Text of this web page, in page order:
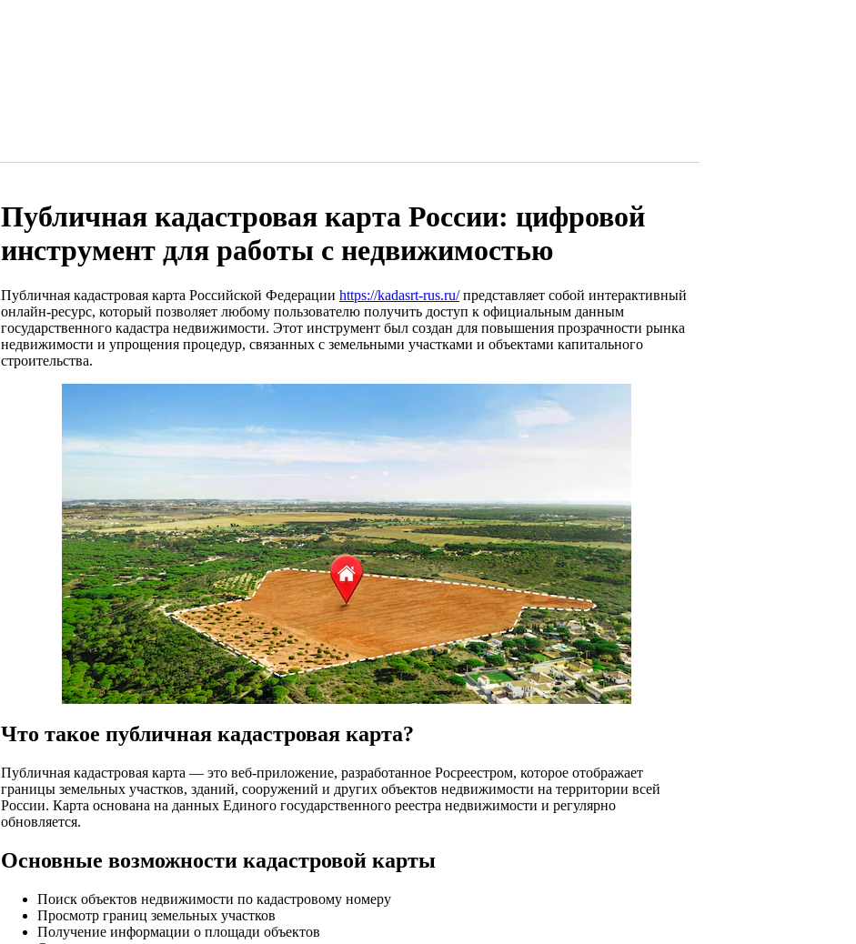
Публичная кадастровая карта России: цифровой
инструмент для работы с недвижимостью
Публичная кадастровая карта Российской Федерации https://kadasrt-rus.ru/представляет собой интерактивный
онлайн-ресурс, который позволяет любому пользователю получить доступ к официальным данным
государственного кадастра недвижимости. Этот инструмент был создан для повышения прозрачности рынка
недвижимости и упрощения процедур, связанных с земельными участками и объектами капитального
строительства.
Что такое публичная кадастровая карта?
Публичная кадастровая карта — это веб-приложение, разработанное Росреестром, которое отображает
границы земельных участков, зданий, сооружений и других объектов недвижимости на территории всей
России. Карта основана на данных Единого государственного реестра недвижимости и регулярно
обновляется.
Основные возможности кадастровой карты
Поиск объектов недвижимости по кадастровому номеру
Просмотр границ земельных участков
Получение информации о площади объектов